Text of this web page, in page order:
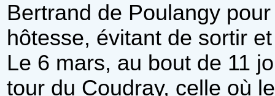
Bertrand de Poulangy
hôtesse, évitant de sortir
Le 6 mars, au bout de 11
tour du Coudray, celle où